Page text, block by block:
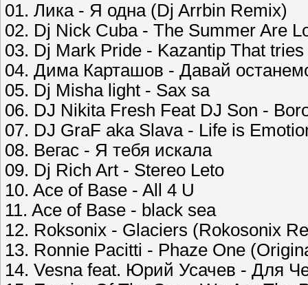
01. Лика - Я одна (Dj Arrbin Remix)
02. Dj Nick Cuba - The Summer Are
03. Dj Mark Pride - Kazantip That
04. Дима Карташов - Давай
05. Dj Misha light - Sax sa
06. DJ Nikita Fresh Feat DJ Son -
07. DJ GraF aka Slava - Life is
08. Вегас - Я тебя искала
09. Dj Rich Art - Stereo Leto
10. Ace of Base - All 4 U
11. Ace of Base - black sea
12. Roksonix - Glaciers (Rokosonix
13. Ronnie Pacitti - Phaze One
14. Vesna feat. Юрий Усачев - Для